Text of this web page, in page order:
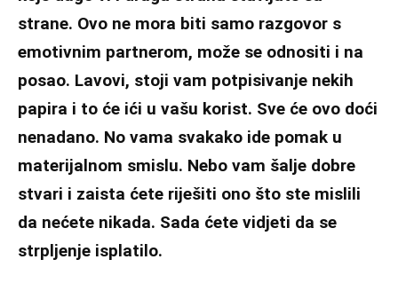
strane. Ovo ne mora biti samo razgovor s
emotivnim partnerom, može se odnositi i na
posao. Lavovi, stoji vam potpisivanje nekih
papira i to će ići u vašu korist. Sve će ovo doći
nenadano. No vama svakako ide pomak u
materijalnom smislu. Nebo vam šalje dobre
stvari i zaista ćete riješiti ono što ste mislili
da nećete nikada. Sada ćete vidjeti da se
strpljenje isplatilo.